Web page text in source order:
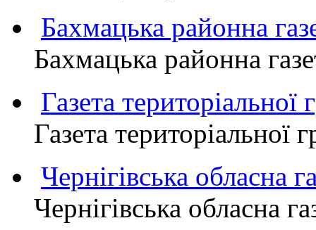
Бахмацька районна
Бахмацька районна
Газета
Газета
Чернігівська обласна
Чернігівська обласна